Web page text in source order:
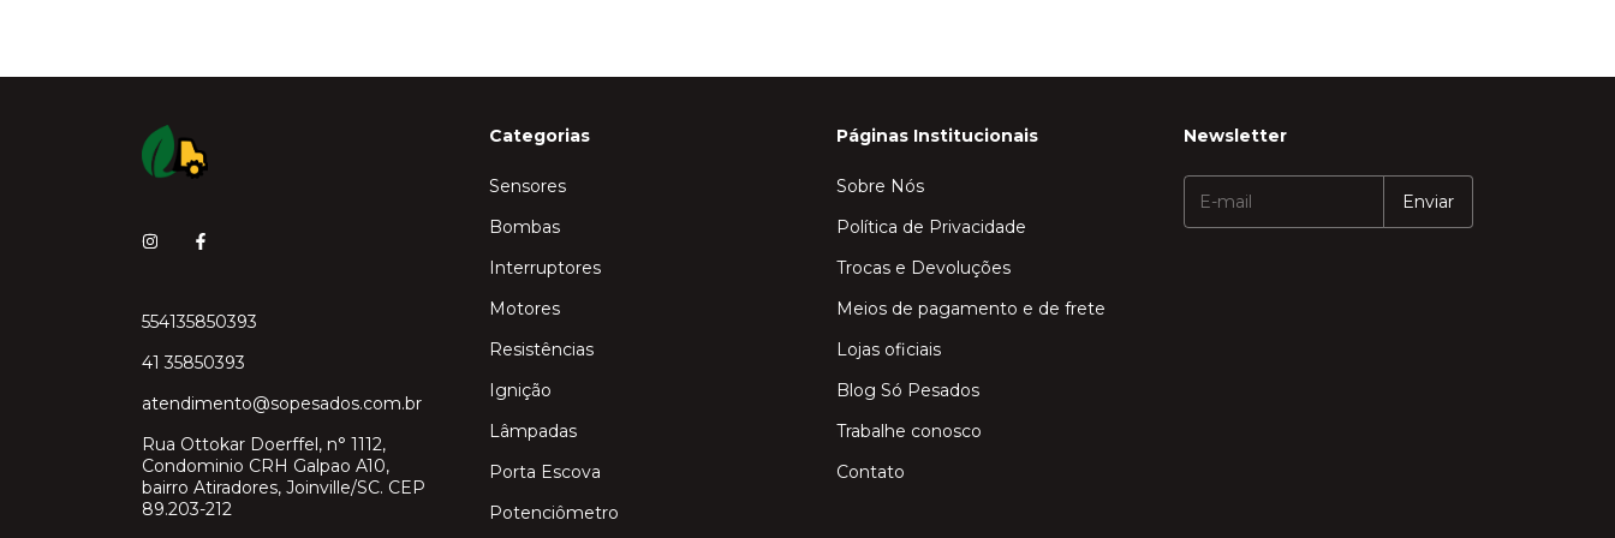
554135850393
41 35850393
atendimento@sopesados.com.br
Rua Ottokar Doerffel, n° 1112,
Condominio CRH Galpao A10,
bairro Atiradores, Joinville/SC. CEP
89.203-212
Categorias
Sensores
Bombas
Interruptores
Motores
Resistências
Ignição
Lâmpadas
Porta Escova
Potenciômetro
Páginas Institucionais
Sobre Nós
Política de Privacidade
Trocas e Devoluções
Meios de pagamento e de frete
Lojas oficiais
Blog Só Pesados
Trabalhe conosco
Contato
Newsletter